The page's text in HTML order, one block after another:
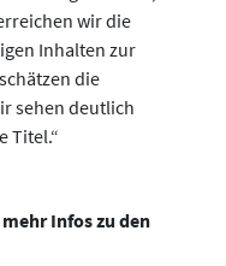
wir die
Inhalten zur
die
sehen deutlich
Titel.“
Infos zu den